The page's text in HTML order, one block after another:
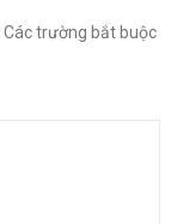
Các trường bắt buộc